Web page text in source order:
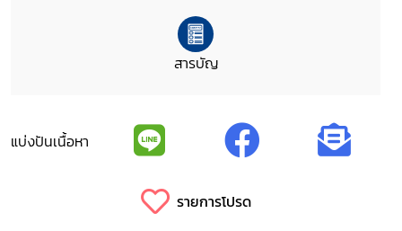
สารบัญ
แบ่งปันเนื้อหา
รายการโปรด